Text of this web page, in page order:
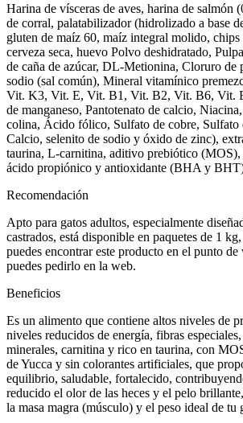
Harina de vísceras de aves, harina de salmón
de corral, palatabilizador (hidrolizado a base
gluten de maíz 60, maíz integral molido, chips
cerveza seca, huevo Polvo deshidratado,
de caña de azúcar, DL-Metionina, Cloruro de
sodio (sal común), Mineral vitamínico
Vit. K3, Vit. E, Vit. B1, Vit. B2, Vit. B6, Vit.
de manganeso, Pantotenato de calcio,
colina, Ácido fólico, Sulfato de cobre, Sulfato
Calcio, selenito de sodio y óxido de zinc),
taurina, L-carnitina, aditivo prebiótico
ácido propiónico y antioxidante (BHA y
Recomendación
Apto para gatos adultos, especialmente
castrados, está disponible en paquetes de 1
puedes encontrar este producto en el punto de
puedes pedirlo en la web.
Beneficios
Es un alimento que contiene altos niveles de
niveles reducidos de energía, fibras
minerales, carnitina y rico en taurina, con
de Yucca y sin colorantes artificiales, que
equilibrio, saludable, fortalecido,
reducido el olor de las heces y el pelo
la masa magra (músculo) y el peso ideal de tu